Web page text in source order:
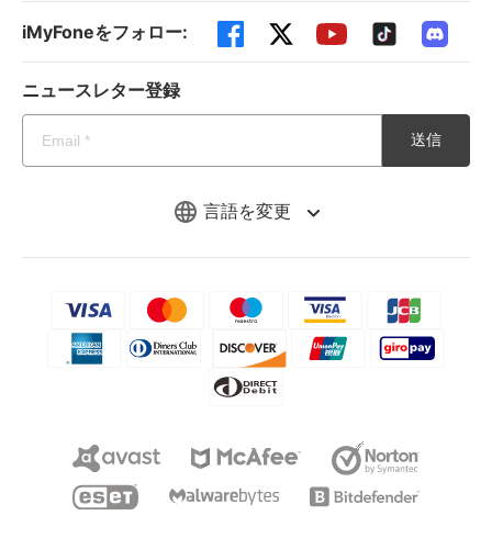
言語を変更
iMyFoneをフォロー:
ニュースレター登録
送信